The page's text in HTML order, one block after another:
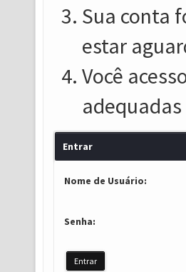
Sua conta
estar
Você
Entrar
Nome de Usuário:
Senha: